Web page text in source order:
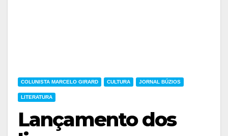
COLUNISTA MARCELO GIRARD CULTURA JORNAL BÚZIOS
LITERATURA
Lançamento dos